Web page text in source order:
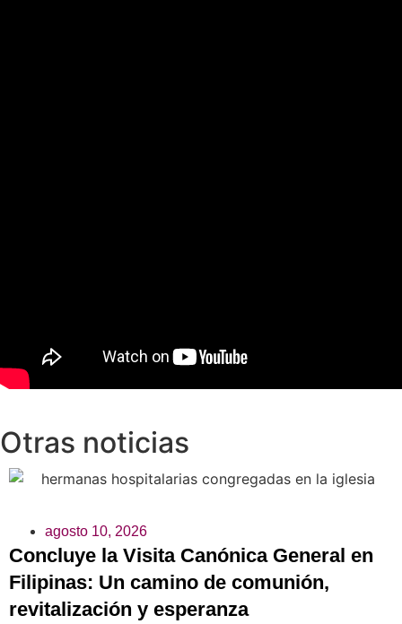
Otras noticias
agosto 10, 2026
Concluye la Visita Canónica General en
Filipinas: Un camino de comunión,
revitalización y esperanza